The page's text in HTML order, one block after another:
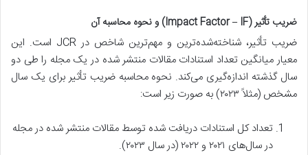
ضریب تأثیر (Impact Factor – IF) و نحوه محاسبه آن
ضریب تأثیر، شناخته‌شده‌ترین و مهم‌ترین شاخص در JCR است. این
معیار میانگین تعداد استنادات مقالات منتشر شده در یک مجله را طی دو
سال گذشته اندازه‌گیری می‌کند. نحوه محاسبه ضریب تأثیر برای یک سال
مشخص (مثلاً ۲۰۲۳) به صورت زیر است:
تعداد کل استنادات دریافت شده توسط مقالات منتشر شده در مجله
در سال‌های ۲۰۲۱ و ۲۰۲۲ (در سال ۲۰۲۳).